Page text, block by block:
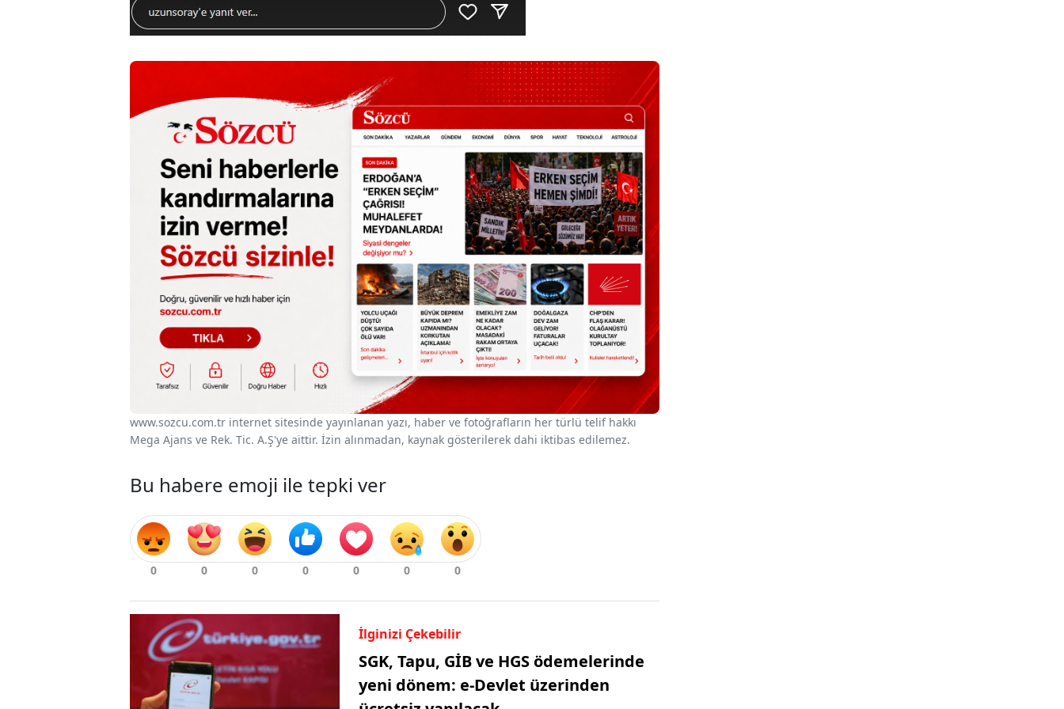
www.sozcu.com.tr internet sitesinde yayınlanan yazı, haber ve fotoğrafların her türlü telif hakkı
Mega Ajans ve Rek. Tic. A.Ş'ye aittir. İzin alınmadan, kaynak gösterilerek dahi iktibas edilemez.
Bu habere emoji ile tepki ver
İlginizi Çekebilir
SGK, Tapu, GİB ve HGS ödemelerinde
yeni dönem: e-Devlet üzerinden